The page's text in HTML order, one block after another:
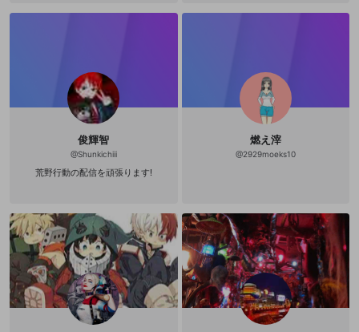
俊輝智
@Shunkichiii
荒野行動の配信を頑張ります!
燃え滓
@2929moeks10